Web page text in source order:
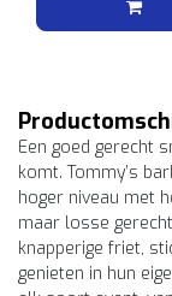
Een goed gerecht
komt. Tommy’s
hoger niveau met
maar losse
knapperige friet,
genieten in hun